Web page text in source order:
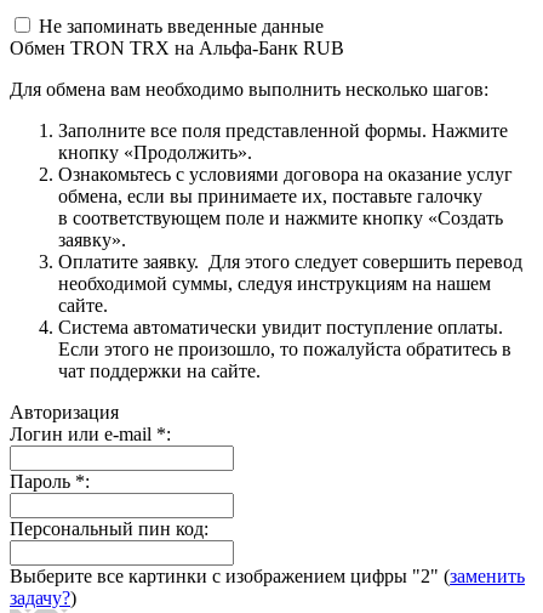
Не запоминать введенные данные
Обмен TRON TRX на Альфа-Банк RUB
Для обмена вам необходимо выполнить несколько шагов:
Заполните все поля представленной формы. Нажмите
кнопку «Продолжить».
Ознакомьтесь с условиями договора на оказание услуг
обмена, если вы принимаете их, поставьте галочку
в соответствующем поле и нажмите кнопку «Создать
заявку».
Оплатите заявку. Для этого следует совершить перевод
необходимой суммы, следуя инструкциям на нашем
сайте.
Система автоматически увидит поступление оплаты.
Если этого не произошло, то пожалуйста обратитесь в
чат поддержки на сайте.
Авторизация
Логин или e-mail *:
Пароль *:
Персональный пин код:
Выберите все картинки с изображением цифры "2" (заменить
задачу?)